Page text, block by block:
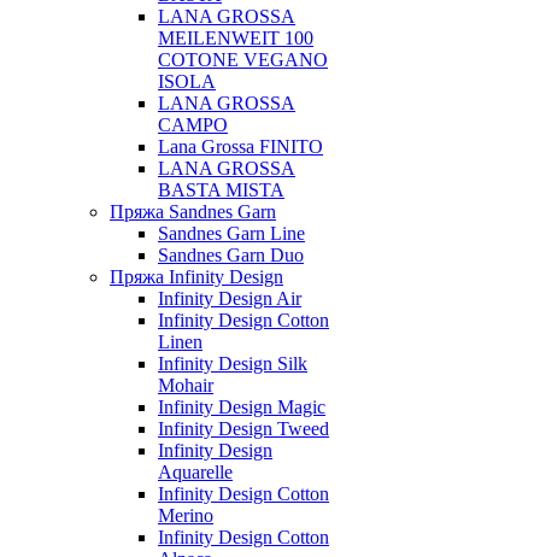
LANA GROSSA
MEILENWEIT 100
COTONE VEGANO
ISOLA
LANA GROSSA
CAMPO
Lana Grossa FINITO
LANA GROSSA
BASTA MISTA
Пряжа Sandnes Garn
Sandnes Garn Line
Sandnes Garn Duo
Пряжа Infinity Design
Infinity Design Air
Infinity Design Cotton
Linen
Infinity Design Silk
Mohair
Infinity Design Magic
Infinity Design Tweed
Infinity Design
Aquarelle
Infinity Design Cotton
Merino
Infinity Design Cotton